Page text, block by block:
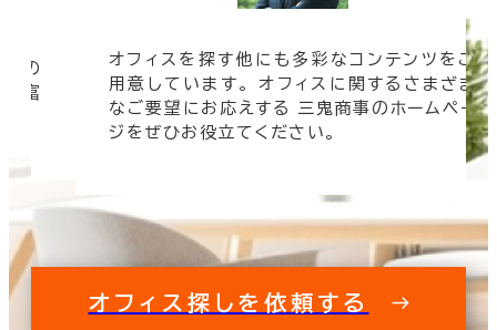
の
豊富
オフィスを探す他にも多彩なコンテンツをご
用意しています。 オフィスに関するさまざま
なご要望にお応えする 三鬼商事のホームペー
ジをぜひお役立てください。
オフィス探しを依頼する